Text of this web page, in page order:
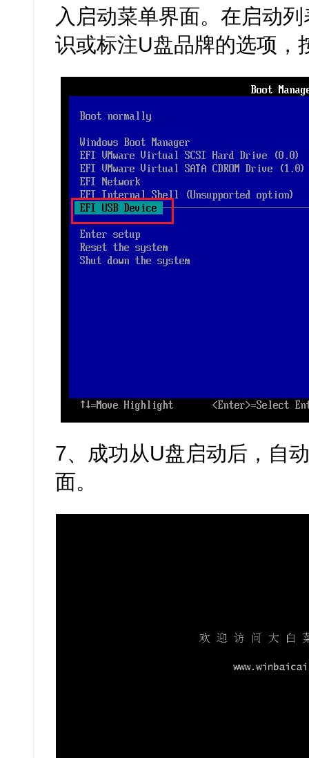
入启动菜单界面。在启动
识或标注U盘品牌的选项，
7、成功从U盘启动后，自
面。